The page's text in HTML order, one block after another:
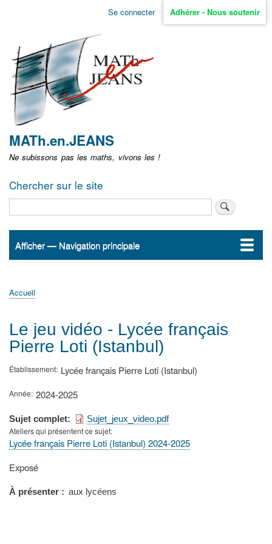
Aller
non
identifié
Se connecter Adhérer - Nous soutenir
MATh.en.JEANS
Ne subissons pas les maths, vivons les !
Chercher sur le site
Navigation
Afficher — Navigation principale
Accueil
ActualitésMATh.en.JEANS ?
Régions et Ateliers
Créer, gérer un atelier
Sujets/Publications
Congrès
d'Ariane
Accueil
Le jeu vidéo - Lycée français
Pierre Loti (Istanbul)
Établissement Lycée français Pierre Loti (Istanbul)
Année 2024-2025
Sujet complet
Sujet_jeux_video.pdf
Ateliers qui présentent ce sujet
Lycée français Pierre Loti (Istanbul) 2024-2025
Type
présentation
Exposé
À présenter aux lycéens